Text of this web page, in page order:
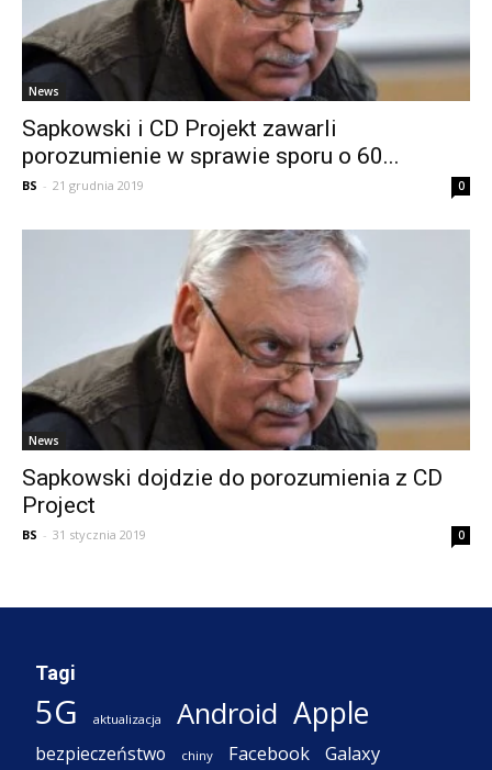
News
Sapkowski i CD Projekt zawarli
porozumienie w sprawie sporu o 60...
BS - 21 grudnia 2019 0
News
Sapkowski dojdzie do porozumienia z CD
Project
BS - 31 stycznia 2019 0
Tagi
5G aktualizacja Android Apple
bezpieczeństwo chiny Facebook Galaxy